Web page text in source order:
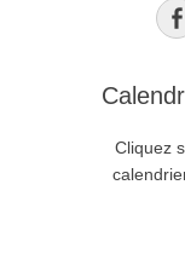
Cliquez